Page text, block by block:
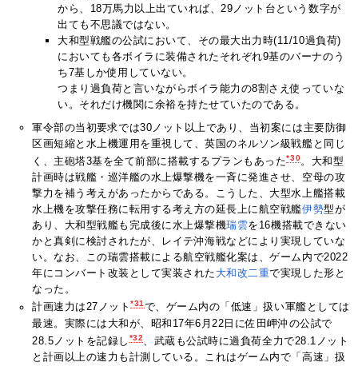
から、18万馬力以上出ていれば、29ノット台という数字が
出ても不思議ではない。
大和型戦艦の公試において、その最大出力時(11/10過負荷)
においても各ボイラに装備されたそれぞれ9基のバーナのう
ち7基しか使用していない。
つまり過負荷と言いながらボイラ能力の8割さえ使っていな
い。それだけ機関に余裕を持たせていたのである。
軍令部の当初要求では30ノット以上であり、当初案には主要防御
区画短縮と水上機運用を重視して、英国のネルソン級戦艦と同じ
く、主砲塔3基を全て前部に搭載するプランもあった*30。大和型
計画時は戦艦・巡洋艦の水上爆撃機を一斉に発進させ、空母の攻
撃力を補う考えがあったからである。こうした、大型水上艦搭載
水上機を攻撃任務に転用する考え方の延長上に航空戦艦伊勢型が
あり、大和型戦艦も完成後に水上爆撃機瑞雲を16機搭載できない
かと真剣に検討されたが、レイテ沖海戦などにより実現していな
い。なお、この瑞雲搭載による航空戦艦化案は、ゲーム内で2022
年にコンバート改装として実装された 大和改二重で実現した形と
なった。
計画速力は27ノット*31で、ゲーム内の「低速」扱い軍艦としては
最速。実際には大和が、昭和17年6月22日に佐田岬沖の公試で
28.5ノットを記録し *32、武蔵も公試時に過負荷全力で28.1ノット
と計画以上の速力も計測している。これはゲーム内で「高速」扱